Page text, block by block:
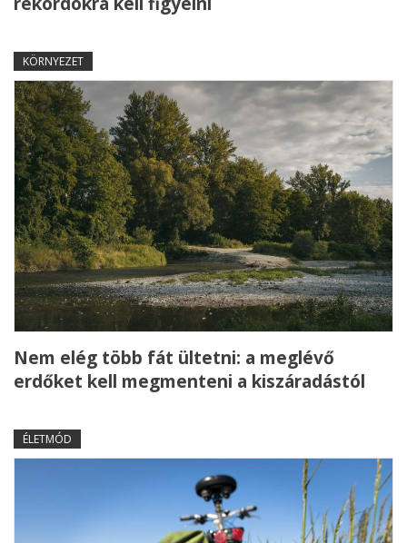
KÖRNYEZET
Nem elég több fát ültetni: a meglévő
erdőket kell megmenteni a kiszáradástól
ÉLETMÓD